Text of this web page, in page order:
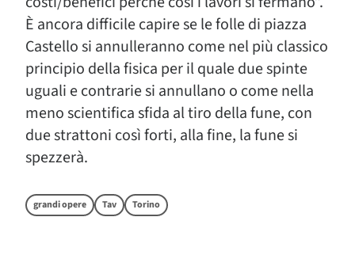
È ancora difficile capire se le folle di piazza
Castello si annulleranno come nel più classico
principio della fisica per il quale due spinte
uguali e contrarie si annullano o come nella
meno scientifica sfida al tiro della fune, con
due strattoni così forti, alla fine, la fune si
spezzerà.
grandi opere Tav Torino